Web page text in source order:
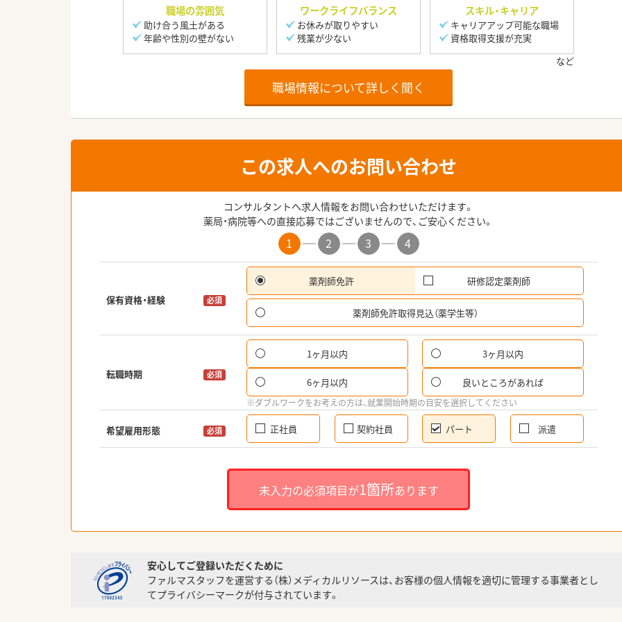
職場の雰囲気
助け合う風土がある
年齢や性別の壁がない
ワークライフバランス
お休みが取りやすい
残業が少ない
スキル・キャリア
キャリアアップ可能な職場
資格取得支援が充実
職場情報について詳しく聞く
この求人へのお問い合わせ
コンサルタントへ求人情報をお問い合わせいただけます。
薬局・病院等への直接応募ではございませんので、ご安心ください。
1 2 3 4
保有資格・経験 必須
薬剤師免許 研修認定薬剤師
薬剤師免許取得見込（薬学生等）
転職時期 必須
1ヶ月以内 3ヶ月以内
6ヶ月以内 良いところがあれば
※ダブルワークをお考えの方は、就業開始時期の目安を選択してください
希望雇用形態 必須 正社員 契約社員 パート 派遣
未入力の必須項目が1箇所あります
安心してご登録いただくために
ファルマスタッフを運営する（株）メディカルリソースは、お客様の個人情報を適切に管理する事業者とし
てプライバシーマークが付与されています。